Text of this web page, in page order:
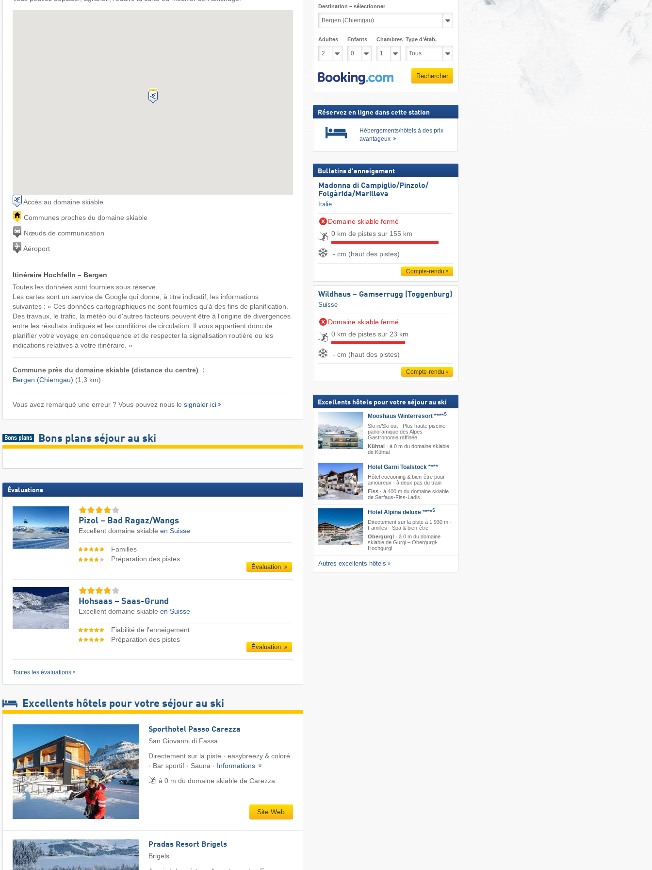
Accès au domaine skiable
Communes proches du domaine skiable
Nœuds de communication
Aéroport
Itinéraire Hochfelln – Bergen
Toutes les données sont fournies sous réserve.
Les cartes sont un service de Google qui donne, à titre indicatif, les informations
suivantes : « Ces données cartographiques ne sont fournies qu'à des fins de planification.
Des travaux, le trafic, la météo ou d'autres facteurs peuvent être à l'origine de divergences
entre les résultats indiqués et les conditions de circulation. Il vous appartient donc de
planifier votre voyage en conséquence et de respecter la signalisation routière ou les
indications relatives à votre itinéraire. »
Commune près du domaine skiable (distance du centre) :
Bergen (Chiemgau) (1,3 km)
Vous avez remarqué une erreur ? Vous pouvez nous le signaler ici
Bons plans séjour au ski
Évaluations
Pizol – Bad Ragaz/​Wangs
Excellent domaine skiable en Suisse
Familles
Préparation des pistes
Évaluation
Hohsaas – Saas-Grund
Excellent domaine skiable en Suisse
Fiabilité de l'enneigement
Préparation des pistes
Évaluation
Toutes les évaluations
Excellents hôtels pour votre séjour au ski
Sporthotel Passo Carezza
San Giovanni di Fassa
Directement sur la piste · easybreezy & coloré
· Bar sportif · Sauna · Informations
à 0 m du domaine skiable de Carezza
Site Web
Pradas Resort Brigels
Brigels
Destination – sélectionner
Adultes Enfants Chambres Type d'étab.
Rechercher
Réservez en ligne dans cette station
Hébergements/hôtels à des prix
avantageux
Bulletins d'enneigement
Madonna di Campiglio/​Pinzolo/​
Folgàrida/​Marilleva
Italie
Domaine skiable fermé
0 km de pistes sur 155 km
- cm (haut des pistes)
Compte-rendu
Wildhaus – Gamserrugg (Toggenburg)
Suisse
Domaine skiable fermé
0 km de pistes sur 23 km
- cm (haut des pistes)
Compte-rendu
Excellents hôtels pour votre séjour au ski
Mooshaus Winterresort ****S
Ski in/Ski out · Plus haute piscine
panoramique des Alpes ·
Gastronomie raffinée
Kühtai· à 0 m du domaine skiable
de Kühtai
Hotel Garni Toalstock ****
Hôtel cocooning & bien-être pour
amoureux · à deux pas du train
Fiss· à 400 m du domaine skiable
de Serfaus-Fiss-Ladis
Hotel Alpina deluxe ****S
Directement sur la piste à 1 930 m ·
Familles · Spa & bien-être
Obergurgl· à 0 m du domaine
skiable de Gurgl – Obergurgl-
Hochgurgl
Autres excellents hôtels